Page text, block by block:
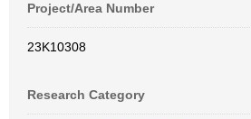
Project/Area Number
23K10308
Research Category